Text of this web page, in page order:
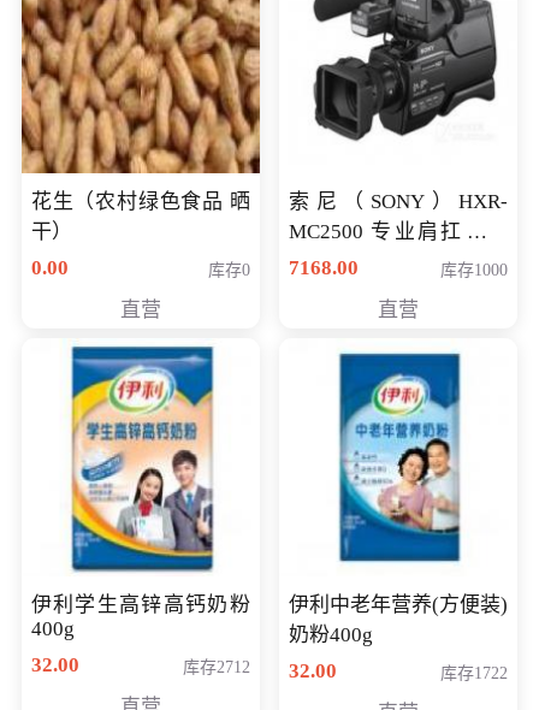
花生（农村绿色食品 晒
干）
0.00
库存0
直营
索尼（SONY）HXR-
MC2500 专业肩扛式存
储卡全高清摄录一体机
清入门级摄像机
7168.00 库存1000
直营
伊利学生高锌高钙奶粉
400g
32.00
库存2712
伊利中老年营养(方便装)
奶粉400g
32.00
库存1722